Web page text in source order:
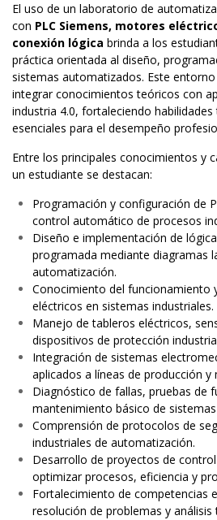
El uso de un laboratorio de
con PLC Siemens, motores
conexión lógica brinda a los
práctica orientada al diseño,
sistemas automatizados. Este
integrar conocimientos teóricos con
industria 4.0, fortaleciendo habilidades
esenciales para el desempeño
Entre los principales conocimientos y
un estudiante se destacan:
Programación y configuración de
control automático de procesos
Diseño e implementación de
programada mediante diagramas
automatización.
Conocimiento del funcionamiento
eléctricos en sistemas industriales.
Manejo de tableros eléctricos,
dispositivos de protección
Integración de sistemas
aplicados a líneas de producción y
Diagnóstico de fallas, pruebas de
mantenimiento básico de
Comprensión de protocolos de
industriales de automatización.
Desarrollo de proyectos de
optimizar procesos, eficiencia y
Fortalecimiento de competencias
resolución de problemas y análisis